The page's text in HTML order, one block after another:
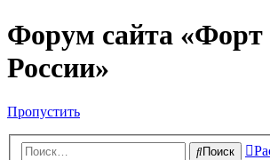
Форум сайта «Форт
России»
Пропустить
Поиск